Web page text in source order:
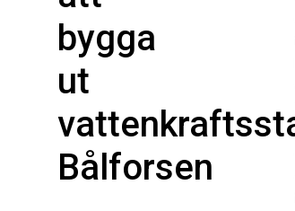
bygga
ut
Bålforsen